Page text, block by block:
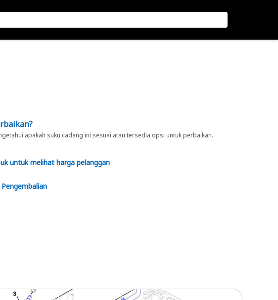
apakah suku cadang ini sesuai atau tersedia opsi untuk perbaikan.
untuk melihat harga pelanggan